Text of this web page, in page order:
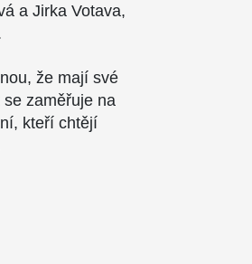
a Jirka Votava,
že mají své
se zaměřuje na
kteří chtějí